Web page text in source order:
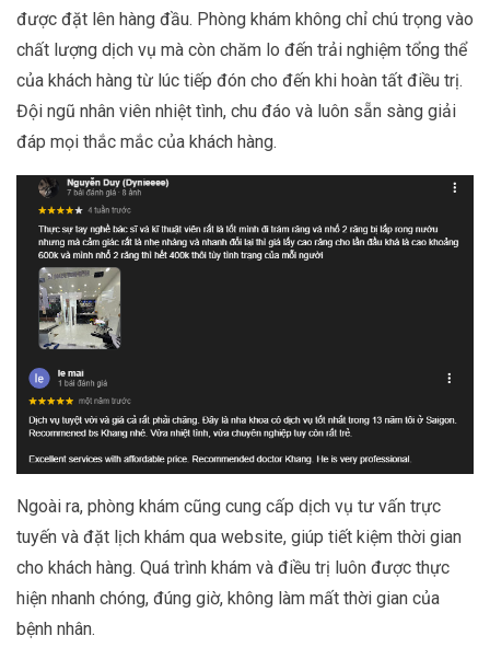
được đặt lên hàng đầu. Phòng khám không chỉ chú trọng vào
chất lượng dịch vụ mà còn chăm lo đến trải nghiệm tổng thể
của khách hàng từ lúc tiếp đón cho đến khi hoàn tất điều trị.
Đội ngũ nhân viên nhiệt tình, chu đáo và luôn sẵn sàng giải
đáp mọi thắc mắc của khách hàng.
Ngoài ra, phòng khám cũng cung cấp dịch vụ tư vấn trực
tuyến và đặt lịch khám qua website, giúp tiết kiệm thời gian
cho khách hàng. Quá trình khám và điều trị luôn được thực
hiện nhanh chóng, đúng giờ, không làm mất thời gian của
bệnh nhân.